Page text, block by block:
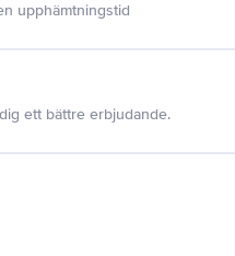
upphämtningstid
ett bättre erbjudande.